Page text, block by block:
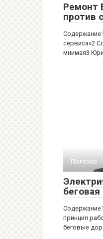
Ремонт
против
сервиса»2
мнимая3
Полезно
принцип
беговые